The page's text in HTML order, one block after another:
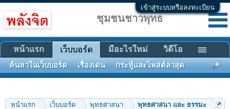
เข้าสู่ระบบหรือลงทะเบียน
หน้าแรก เว็บบอร์ด พุทธศาสนา พุทธศาสนา และ ธรรมะ
ชุมชนชาวพุทธ
หน้าแรก เว็บบอร์ด
ค้นหาในเว็บบอร์ด เรื่องเด่น กระทู้และโพสต์ล่าสุด
มีอะไรใหม่ วิดีโอ